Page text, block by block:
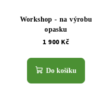
Workshop - na výrobu
opasku
1 900 Kč
Do košíku